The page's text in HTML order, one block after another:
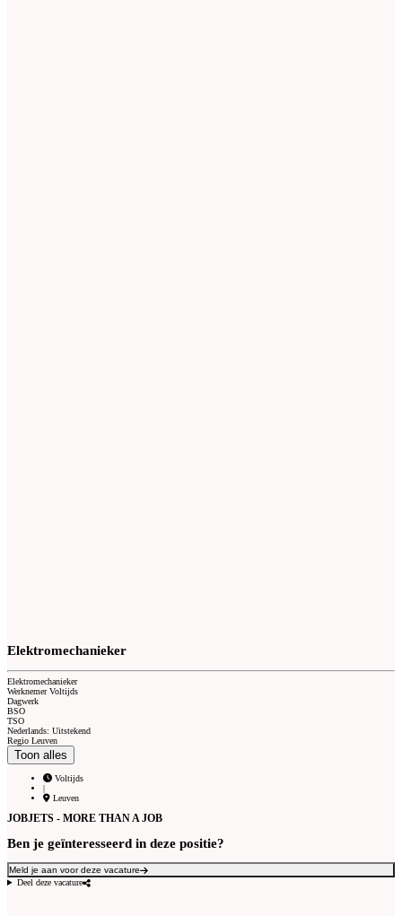
Elektromechanieker
Elektromechanieker
Werknemer Voltijds
Dagwerk
BSO
TSO
Nederlands: Uitstekend
Regio Leuven
Toon alles
Voltijds
|
Leuven
JOBJETS - MORE THAN A JOB
Ben je geïnteresseerd in deze positie?
Meld je aan voor deze vacature
Deel deze vacature